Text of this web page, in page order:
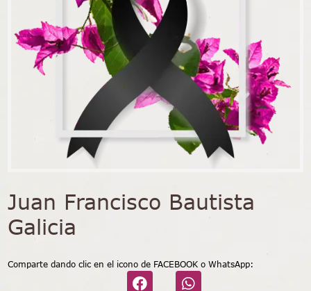
Juan Francisco Bautista
Galicia
Comparte dando clic en el icono de FACEBOOK o WhatsApp: